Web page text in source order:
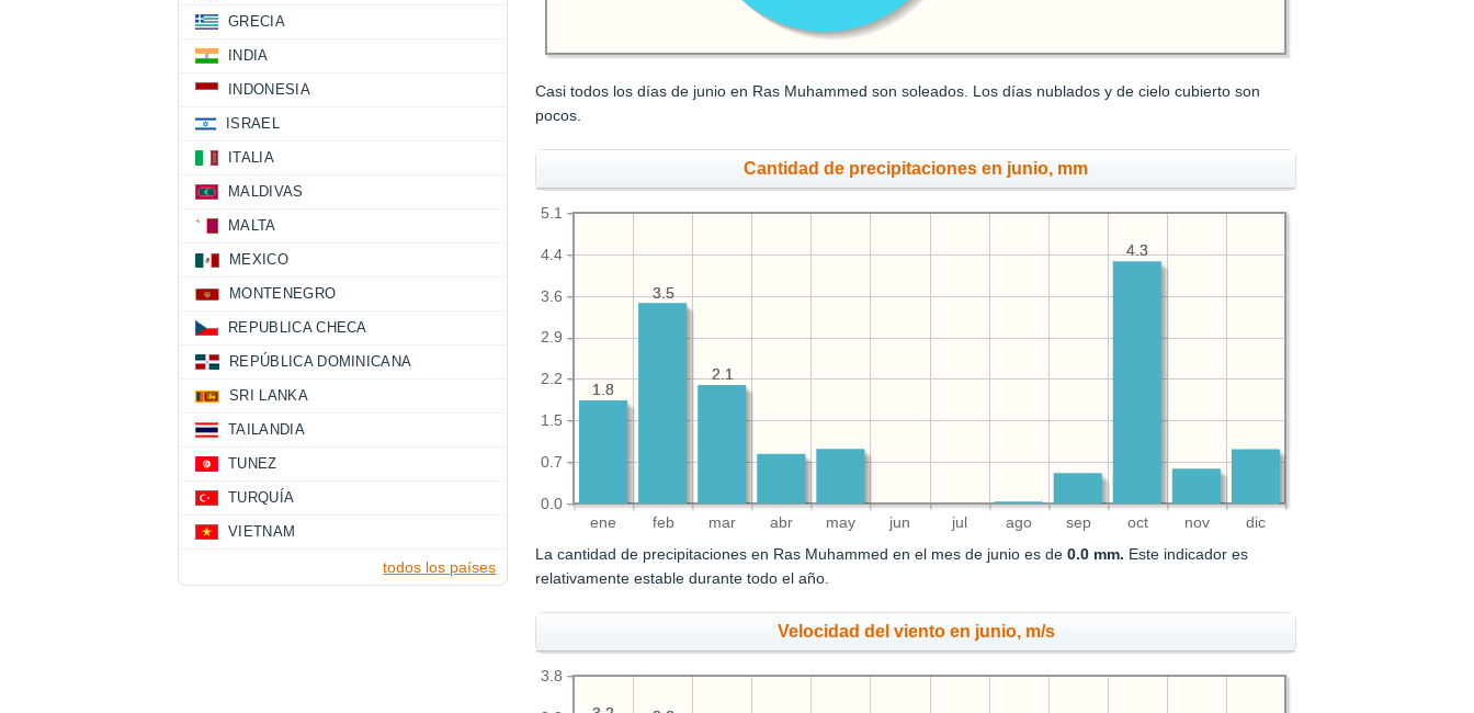
Casi todos los días de junio en Ras Muhammed son soleados. Los días nublados y de cielo cubierto son
pocos.
Cantidad de precipitaciones en junio, mm
ene feb mar abr may jun jul ago sep oct nov dic
0.0
0.7
1.5
2.2
2.9
3.6
4.4
5.1
4.3
2.1
3.5
1.8
4.3
2.1
3.5
1.8
La cantidad de precipitaciones en Ras Muhammed en el mes de junio es de0.0 mm. Este indicador es
relativamente estable durante todo el año.
Velocidad del viento en junio, m/s
3.8
GRECIA
INDIA
INDONESIA
ISRAEL
ITALIA
MALDIVAS
MALTA
MEXICO
MONTENEGRO
REPUBLICA CHECA
REPÚBLICA DOMINICANA
SRI LANKA
TAILANDIA
TUNEZ
TURQUÍA
VIETNAM
todos los países